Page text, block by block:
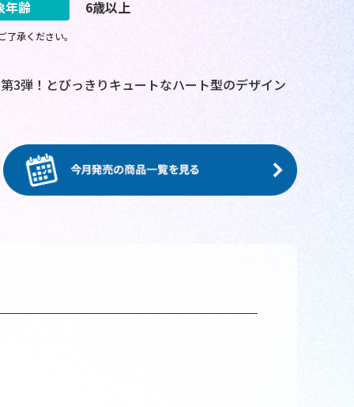
年齢
6歳以上
承ください。
3弾！とびっきりキュートなハート型のデザイン